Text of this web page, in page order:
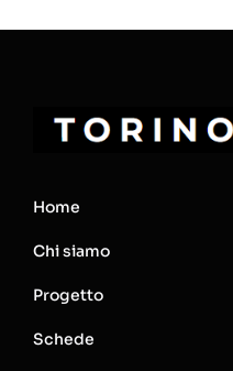
Home
Chi siamo
Progetto
Schede